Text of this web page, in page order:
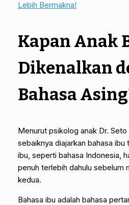
Lebih Bermakna!
Kapan Anak
Dikenalkan
Bahasa
Menurut psikolog anak Dr.
sebaiknya diajarkan bahasa ibu
ibu, seperti bahasa Indonesia,
penuh terlebih dahulu sebelum
kedua.
Bahasa ibu adalah bahasa